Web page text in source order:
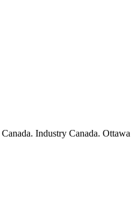
Industry Canada. Ottawa